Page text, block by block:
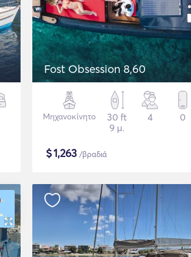
Fost Obsession 8,60
Μηχανοκίνητο
30 ft
9 μ.
4 0
$1,263 /βραδιά